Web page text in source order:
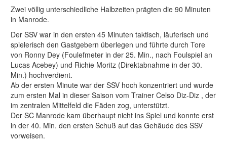
Zwei völlig unterschiedliche Halbzeiten prägten die 90 Minuten
in Manrode.
Der SSV war in den ersten 45 Minuten taktisch, läuferisch und
spielerisch den Gastgebern überlegen und führte durch Tore
von Ronny Dey (Foulefmeter in der 25. Min., nach Foulspiel an
Lucas Acebey) und Richie Moritz (Direktabnahme in der 30.
Min.) hochverdient.
Ab der ersten Minute war der SSV hoch konzentriert und wurde
zum ersten Mal in dieser Saison vom Trainer Celso Diz-Diz , der
im zentralen Mittelfeld die Fäden zog, unterstützt.
Der SC Manrode kam überhaupt nicht ins Spiel und konnte erst
in der 40. Min. den ersten Schuß auf das Gehäude des SSV
vorweisen.